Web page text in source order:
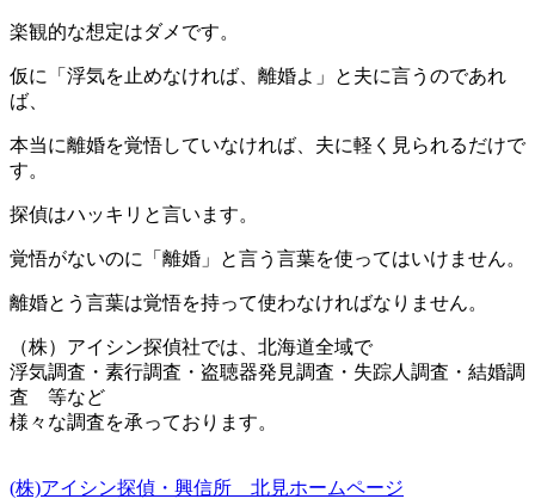
楽観的な想定はダメです。
仮に「浮気を止めなければ、離婚よ」と夫に言うのであれ
ば、
本当に離婚を覚悟していなければ、夫に軽く見られるだけで
す。
探偵はハッキリと言います。
覚悟がないのに「離婚」と言う言葉を使ってはいけません。
離婚とう言葉は覚悟を持って使わなければなりません。
（株）アイシン探偵社では、北海道全域で
浮気調査・素行調査・盗聴器発見調査・失踪人調査・結婚調
査 等など
様々な調査を承っております。
(株)アイシン探偵・興信所 北見ホームページ